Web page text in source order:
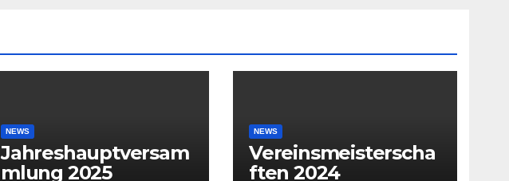
NEWS
Jahreshauptversam
mlung 2025
NEWS
Vereinsmeisterscha
ften 2024